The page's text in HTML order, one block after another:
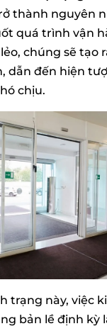
thành nguyên
quá trình vận
chúng sẽ tạo
dẫn đến hiện
chịu.
trạng này, việc
bản lề định kỳ